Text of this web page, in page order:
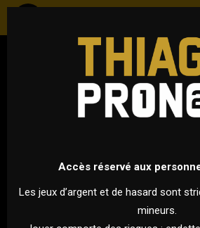
TENNIS
ATP - GRAND CHELEM -
3 JUIN 2024 À
VS
Accès réservé aux
Les jeux d’argent et de hasard sont
mineurs.